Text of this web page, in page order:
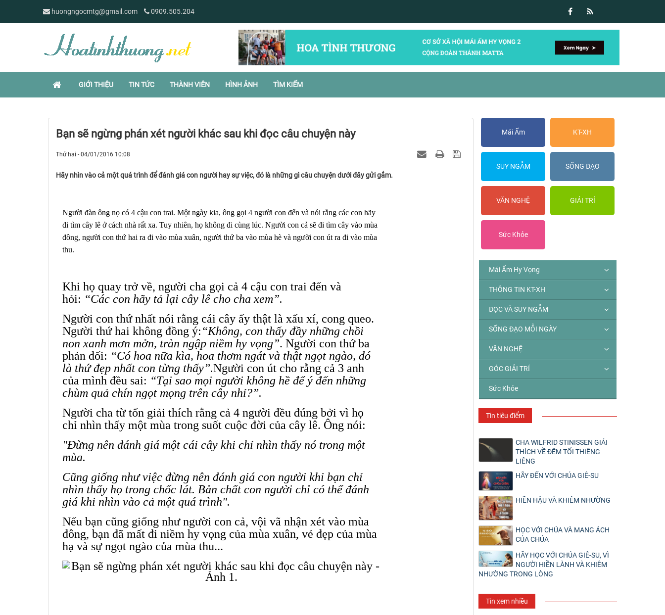
huongngocmtg@gmail.com 0909.505.204
GIỚI THIỆU TIN TỨC THÀNH VIÊN HÌNH ẢNH TÌM KIẾM
Bạn sẽ ngừng phán xét người khác sau khi đọc câu chuyện này
Thứ hai - 04/01/2016 10:08
Hãy nhìn vào cả một quá trình để đánh giá con người hay sự việc, đó là những gì câu chuyện dưới đây gửi gắm.
Người đàn ông nọ có 4 cậu con trai. Một ngày kia, ông gọi 4 người con đến và nói rằng các con hãy
đi tìm cây lê ở cách nhà rất xa. Tuy nhiên, họ không đi cùng lúc. Người con cả sẽ đi tìm cây vào mùa
đông, người con thứ hai ra đi vào mùa xuân, người thứ ba vào mùa hè và người con út ra đi vào mùa
thu.
Khi họ quay trở về, người cha gọi cả 4 cậu con trai đến và
hỏi: “Các con hãy tả lại cây lê cho cha xem”.
Người con thứ nhất nói rằng cái cây ấy thật là xấu xí, cong queo.
Người thứ hai không đồng ý:“Không, con thấy đầy những chồi
non xanh mơn mởn, tràn ngập niềm hy vọng”. Người con thứ ba
phản đối: “Có hoa nữa kìa, hoa thơm ngát và thật ngọt ngào, đó
là thứ đẹp nhất con từng thấy”.Người con út cho rằng cả 3 anh
của mình đều sai: “Tại sao mọi người không hề để ý đến những
chùm quả chín ngọt mọng trên cây nhỉ?”.
Người cha từ tốn giải thích rằng cả 4 người đều đúng bởi vì họ
chỉ nhìn thấy một mùa trong suốt cuộc đời của cây lê. Ông nói:
"Đừng nên đánh giá một cái cây khi chỉ nhìn thấy nó trong một
mùa.
Cũng giống như việc đừng nên đánh giá con người khi bạn chỉ
nhìn thấy họ trong chốc lát. Bản chất con người chỉ có thể đánh
giá khi nhìn vào cả một quá trình".
Nếu bạn cũng giống như người con cả, vội vã nhận xét vào mùa
đông, bạn đã mất đi niềm hy vọng của mùa xuân, vẻ đẹp của mùa
hạ và sự ngọt ngào của mùa thu...
Mái Ấm KT-XH
SUY NGẪM SỐNG ĐẠO
VĂN NGHỆ GIẢI TRÍ
Sức Khỏe
Mái Ấm Hy Vọng
THÔNG TIN KT-XH
ĐỌC VÀ SUY NGẪM
SỐNG ĐẠO MỖI NGÀY
VĂN NGHỆ
GÓC GIẢI TRÍ
Sức Khỏe
Tin tiêu điểm
CHA WILFRID STINISSEN GIẢI
THÍCH VỀ ĐÊM TỐI THIÊNG
LIÊNG
HÃY ĐẾN VỚI CHÚA GIÊ-SU
HIỀN HẬU VÀ KHIÊM NHƯỜNG
HỌC VỚI CHÚA VÀ MANG ÁCH
CỦA CHÚA
HÃY HỌC VỚI CHÚA GIÊ-SU, VÌ
NGƯỜI HIỀN LÀNH VÀ KHIÊM
NHƯỜNG TRONG LÒNG
Tin xem nhiều